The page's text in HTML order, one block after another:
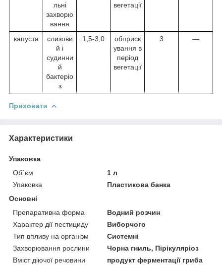
льні
захворю
вання
вегетації
капуста
слизови
й і
судинни
й
бактеріо
з
1,5-3,0
обприск
ування в
період
вегетації
3 —
Приховати
Характеристики
Упаковка
Об`єм
1 л
Упаковка
Пластикова банка
Основні
Препаративна форма
Водний розчин
Характер дії пестициду
Виборчого
Тип впливу на організм
Системні
Захворювання рослини
Чорна гниль, Пірікуляріоз
Вміст діючої речовини
продукт ферментації гриба